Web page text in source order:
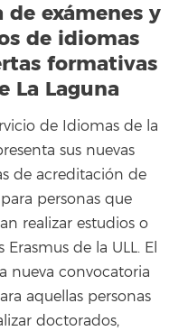
exámenes y
de idiomas
formativas
La Laguna
de Idiomas de la
sus nuevas
de acreditación de
personas que
realizar estudios o
Erasmus de la ULL. El
nueva convocatoria
aquellas personas
doctorados,